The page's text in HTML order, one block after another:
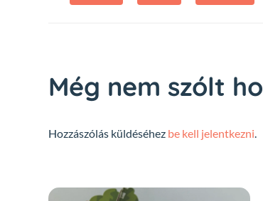
Még nem szólt
Hozzászólás küldéséhez be kell jelentkezni.